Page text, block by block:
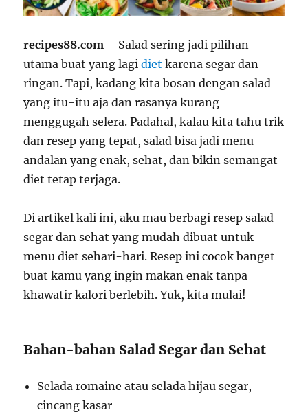
recipes88.com – Salad sering jadi pilihan
utama buat yang lagidiet karena segar dan
ringan. Tapi, kadang kita bosan dengan salad
yang itu-itu aja dan rasanya kurang
menggugah selera. Padahal, kalau kita tahu trik
dan resep yang tepat, salad bisa jadi menu
andalan yang enak, sehat, dan bikin semangat
diet tetap terjaga.
Di artikel kali ini, aku mau berbagi resep salad
segar dan sehat yang mudah dibuat untuk
menu diet sehari-hari. Resep ini cocok banget
buat kamu yang ingin makan enak tanpa
khawatir kalori berlebih. Yuk, kita mulai!
Bahan-bahan Salad Segar dan Sehat
Selada romaine atau selada hijau segar,
cincang kasar